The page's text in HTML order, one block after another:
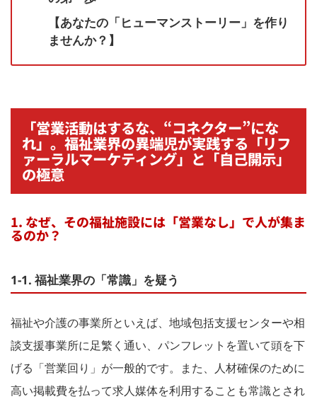
【あなたの「ヒューマンストーリー」を作り
ませんか？】
「営業活動はするな、“コネクター”にな
れ」。福祉業界の異端児が実践する「リフ
ァーラルマーケティング」と「自己開示」
の極意
1. なぜ、その福祉施設には「営業なし」で人が集ま
るのか？
1-1. 福祉業界の「常識」を疑う
福祉や介護の事業所といえば、地域包括支援センターや相
談支援事業所に足繁く通い、パンフレットを置いて頭を下
げる「営業回り」が一般的です。また、人材確保のために
高い掲載費を払って求人媒体を利用することも常識とされ